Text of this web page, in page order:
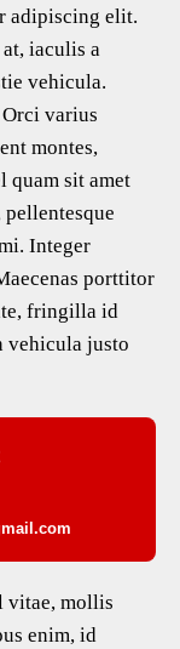
adipiscing elit.
iaculis a
vehicula.
varius
montes,
quam sit amet
Integer
porttitor
fringilla id
vehicula justo
vitae, mollis
enim, id